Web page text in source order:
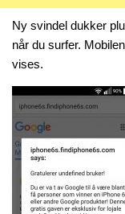
Ny svindel dukker
når du surfer.
vises.